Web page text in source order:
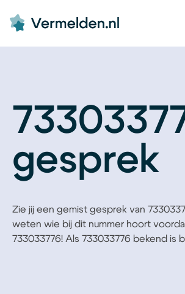
gesprek
Zie jij een gemist gesprek van
weten wie bij dit nummer hoort
733033776! Als 733033776 bekend is